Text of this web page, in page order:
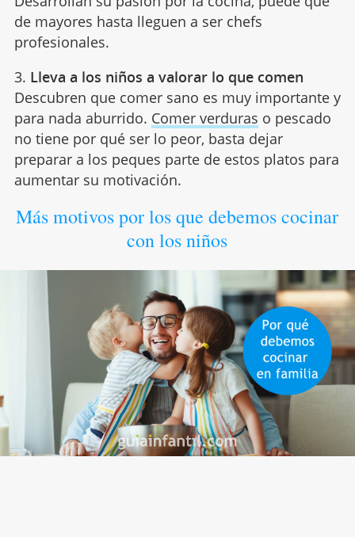
de mayores hasta lleguen a ser chefs
profesionales.
3. Lleva a los niños a valorar lo que comen
Descubren que comer sano es muy importante y
para nada aburrido. Comer verduras o pescado
no tiene por qué ser lo peor, basta dejar
preparar a los peques parte de estos platos para
aumentar su motivación.
Más motivos por los que debemos cocinar
con los niños